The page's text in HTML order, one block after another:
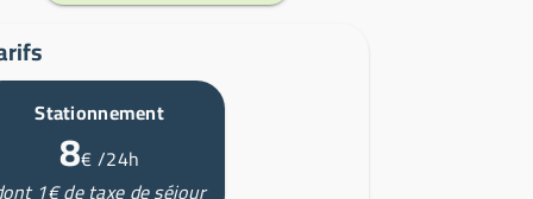
Stationnement
8€/24h
1€ de taxe de séjour